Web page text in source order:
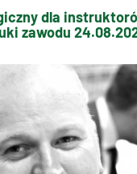
dla
zawodu